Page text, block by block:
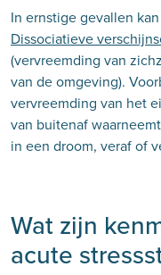
In ernstige gevallen
Dissociatieve
(vervreemding van
van de omgeving).
vervreemding van het
van buitenaf
in een droom, veraf of
Wat zijn
acute